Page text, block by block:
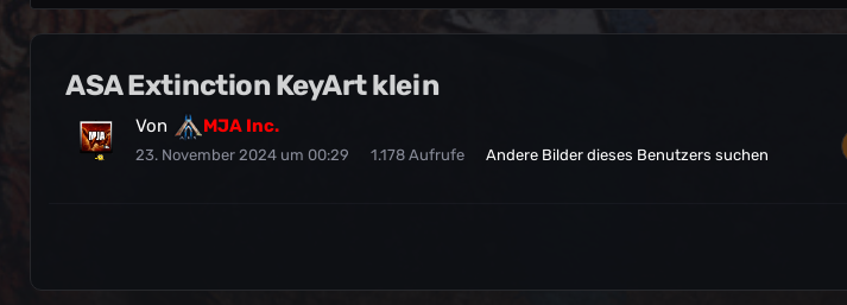
ASA Extinction KeyArt klein
Von MJA Inc.
23. November 2024 um 00:29 1.178 Aufrufe Andere Bilder dieses Benutzers suchen